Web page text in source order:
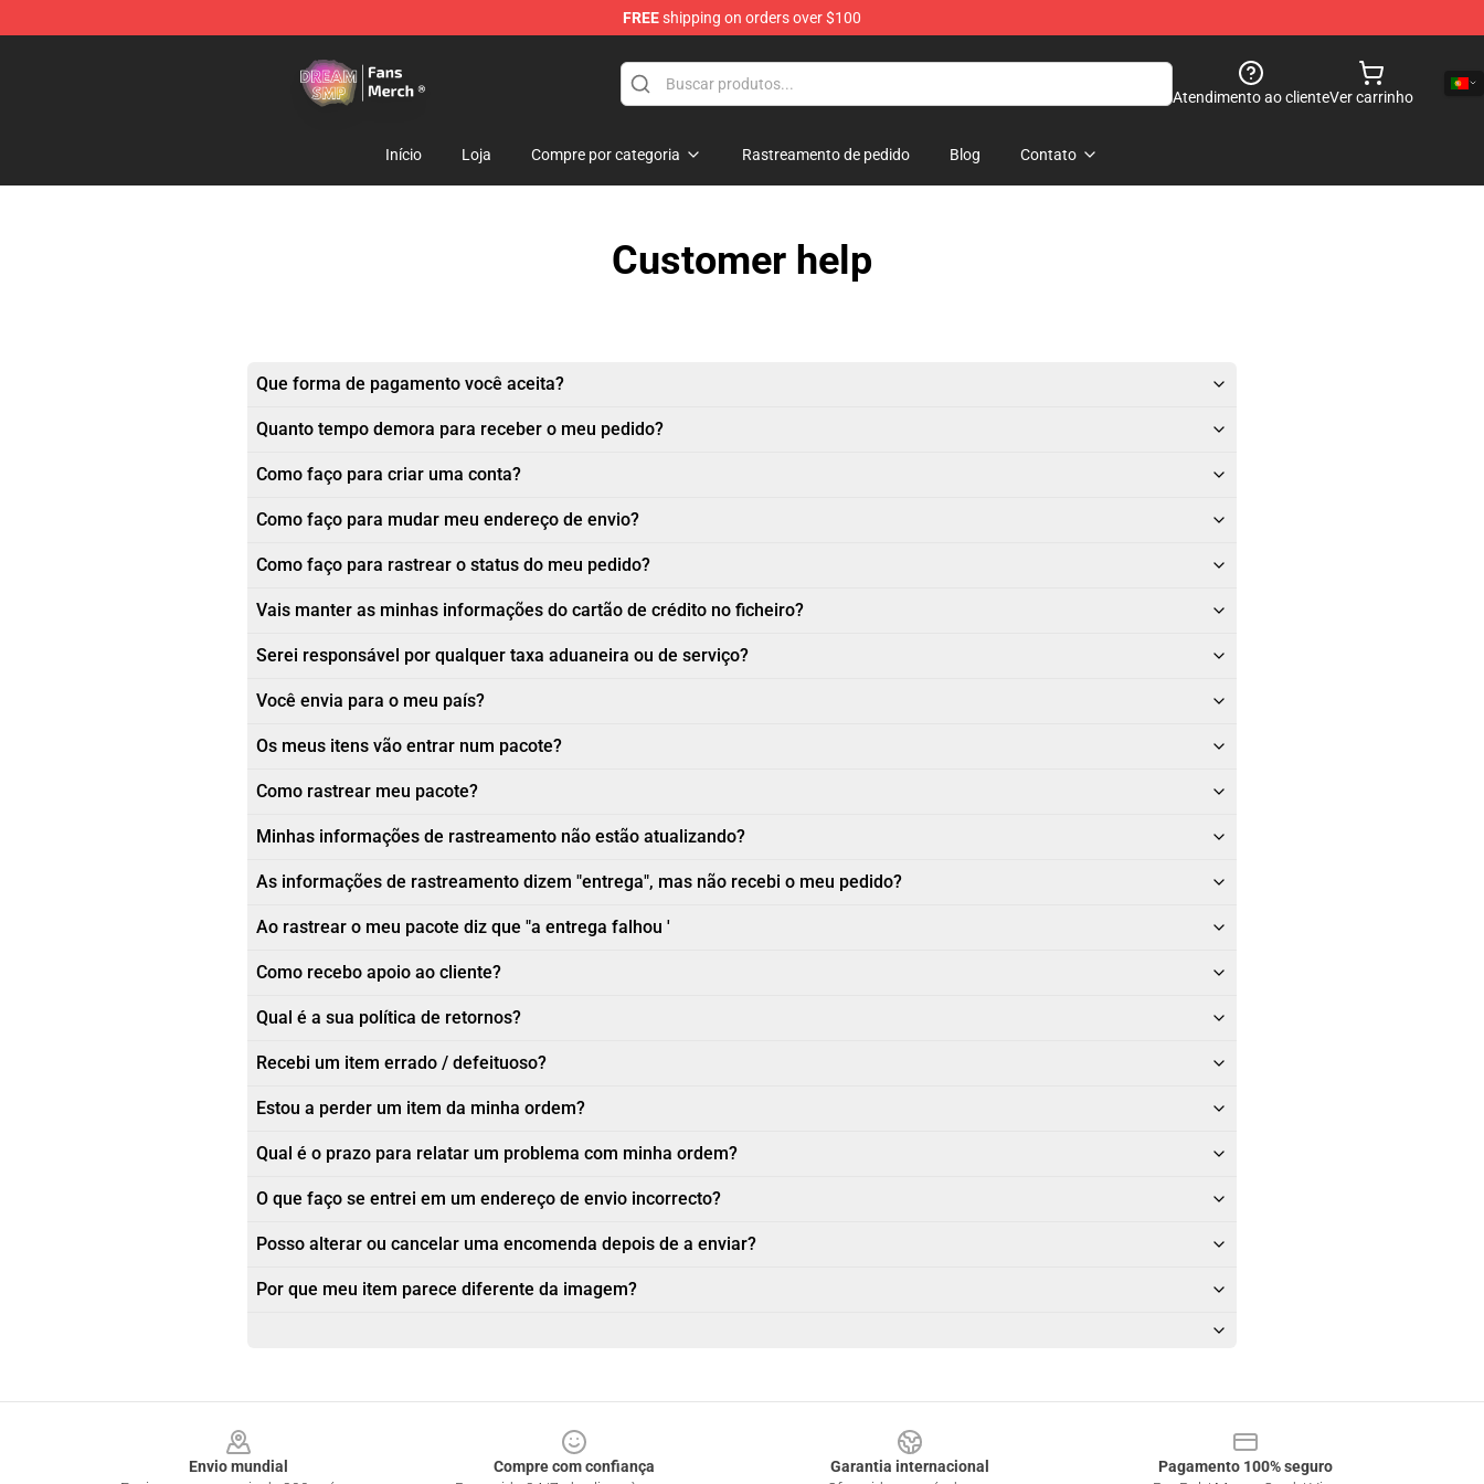
FREEshipping on orders over $100
Atendimento ao clienteVer carrinho
Início Loja Compre por categoria Rastreamento de pedido Blog Contato
Customer help
Que forma de pagamento você aceita?
Quanto tempo demora para receber o meu pedido?
Como faço para criar uma conta?
Como faço para mudar meu endereço de envio?
Como faço para rastrear o status do meu pedido?
Vais manter as minhas informações do cartão de crédito no ficheiro?
Serei responsável por qualquer taxa aduaneira ou de serviço?
Você envia para o meu país?
Os meus itens vão entrar num pacote?
Como rastrear meu pacote?
Minhas informações de rastreamento não estão atualizando?
As informações de rastreamento dizem "entrega", mas não recebi o meu pedido?
Ao rastrear o meu pacote diz que "a entrega falhou '
Como recebo apoio ao cliente?
Qual é a sua política de retornos?
Recebi um item errado / defeituoso?
Estou a perder um item da minha ordem?
Qual é o prazo para relatar um problema com minha ordem?
O que faço se entrei em um endereço de envio incorrecto?
Posso alterar ou cancelar uma encomenda depois de a enviar?
Por que meu item parece diferente da imagem?
Envio mundial
Compre com confiança
Garantia internacional
Pagamento 100% seguro